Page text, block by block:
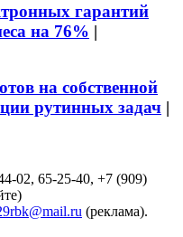
гарантий
на 76% |
на собственной
рутинных задач |
02, 65-25-40, +7 (909)
(реклама).